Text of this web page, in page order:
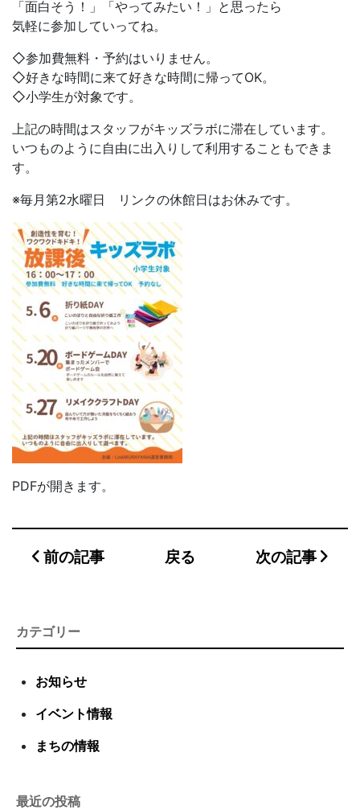
「面白そう！」「やってみたい！」と思ったら
気軽に参加していってね。
◇参加費無料・予約はいりません。
◇好きな時間に来て好きな時間に帰ってOK。
◇小学生が対象です。
上記の時間はスタッフがキッズラボに滞在しています。
いつものように自由に出入りして利用することもできま
す。
※毎月第2水曜日 リンクの休館日はお休みです。
PDFが開きます。
前の記事 戻る 次の記事
カテゴリー
お知らせ
イベント情報
まちの情報
最近の投稿